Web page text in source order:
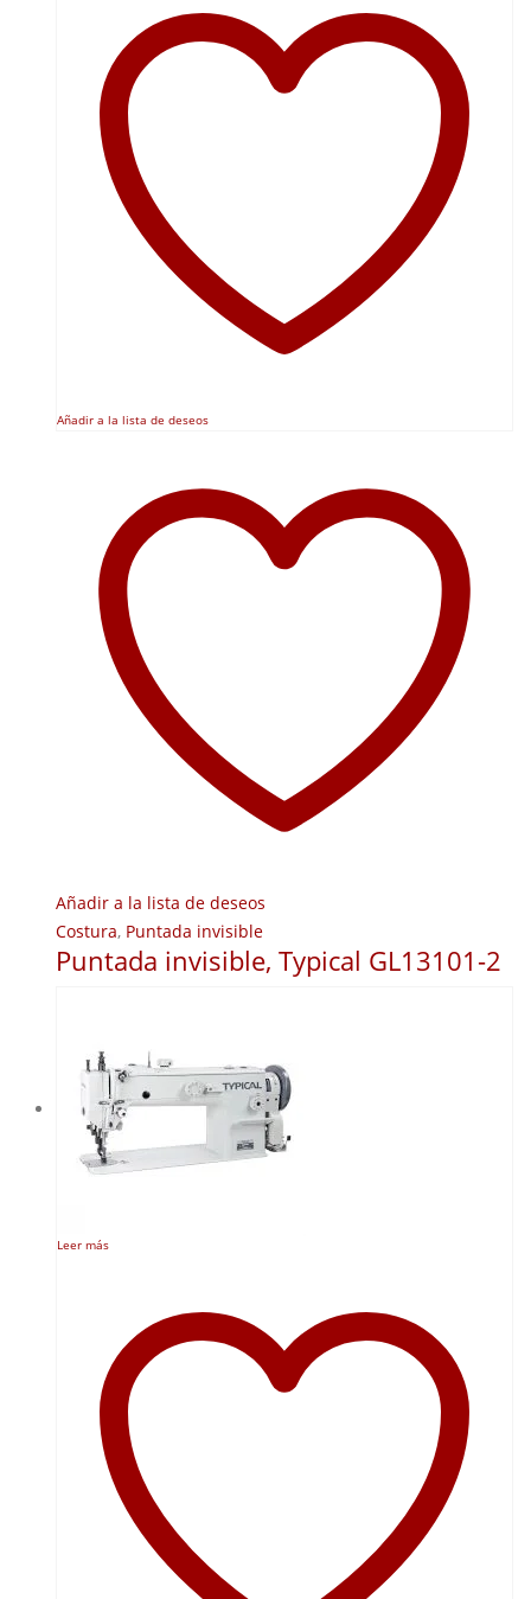
Añadir a la lista de deseos
Añadir a la lista de deseos
Costura, Puntada invisible
Puntada invisible, Typical GL13101-2
Leer más